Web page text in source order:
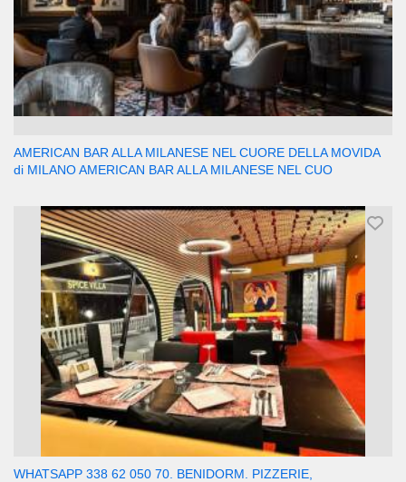
AMERICAN BAR ALLA MILANESE NEL CUORE DELLA MOVIDA
di MILANO AMERICAN BAR ALLA MILANESE NEL CUO
WHATSAPP 338 62 050 70. BENIDORM. PIZZERIE,